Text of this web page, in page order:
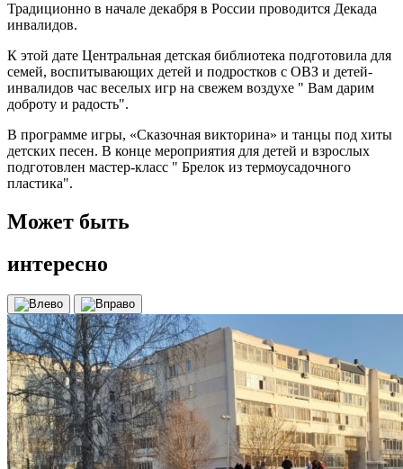
Традиционно в начале декабря в России проводится Декада
инвалидов.
К этой дате Центральная детская библиотека подготовила для
семей, воспитывающих детей и подростков с ОВЗ и детей-
инвалидов час веселых игр на свежем воздухе " Вам дарим
доброту и радость".
В программе игры, «Сказочная викторина» и танцы под хиты
детских песен. В конце мероприятия для детей и взрослых
подготовлен мастер-класс " Брелок из термоусадочного
пластика".
Может быть
интересно